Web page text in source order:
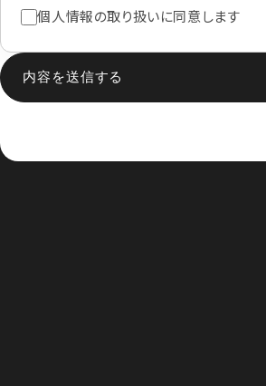
個人情報の取り扱いに同意します